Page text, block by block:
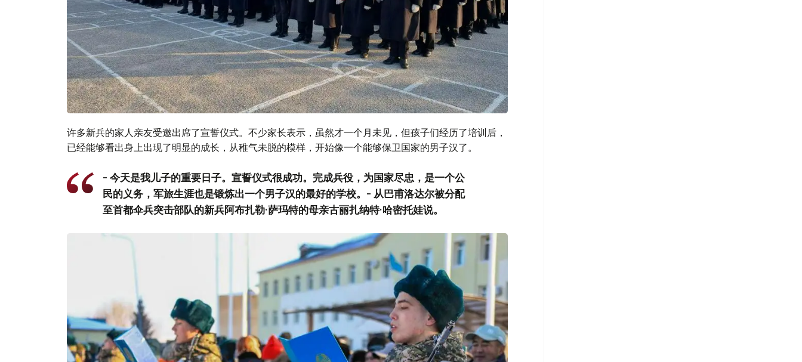
许多新兵的家人亲友受邀出席了宣誓仪式。不少家长表示，虽然才一个月未见，但孩子们经历了培训后，
已经能够看出身上出现了明显的成长，从稚气未脱的模样，开始像一个能够保卫国家的男子汉了。
- 今天是我儿子的重要日子。宣誓仪式很成功。完成兵役，为国家尽忠，是一个公
民的义务，军旅生涯也是锻炼出一个男子汉的最好的学校。- 从巴甫洛达尔被分配
至首都伞兵突击部队的新兵阿布扎勒·萨玛特的母亲古丽扎纳特·哈密托娃说。